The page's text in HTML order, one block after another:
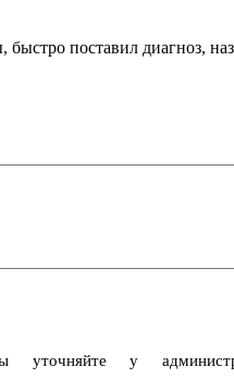
поставил диагноз,
уточняйте у